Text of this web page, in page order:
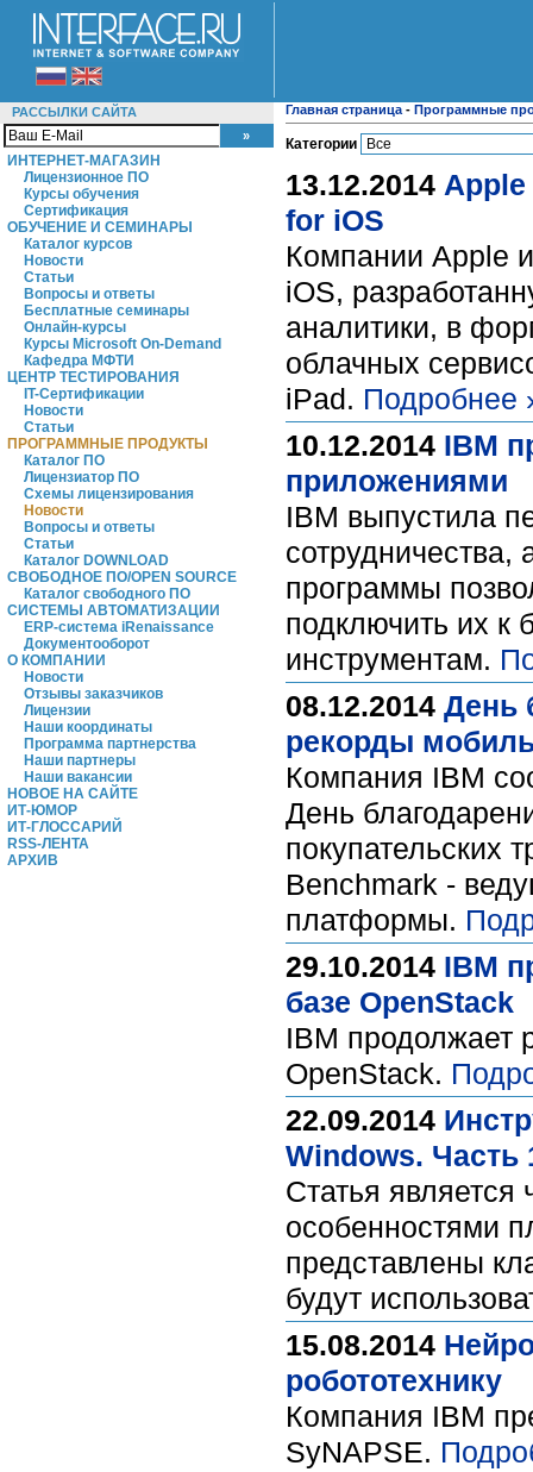
РАССЫЛКИ САЙТА
ИНТЕРНЕТ-МАГАЗИН
Лицензионное ПО
Курсы обучения
Сертификация
ОБУЧЕНИЕ И СЕМИНАРЫ
Каталог курсов
Новости
Статьи
Вопросы и ответы
Бесплатные семинары
Онлайн-курсы
Курсы Microsoft On-Demand
Кафедра МФТИ
ЦЕНТР ТЕСТИРОВАНИЯ
IT-Сертификации
Новости
Статьи
ПРОГРАММНЫЕ ПРОДУКТЫ
Каталог ПО
Лицензиатор ПО
Схемы лицензирования
Новости
Вопросы и ответы
Статьи
Каталог DOWNLOAD
СВОБОДНОЕ ПО/OPEN SOURCE
Каталог свободного ПО
СИСТЕМЫ АВТОМАТИЗАЦИИ
ERP-система iRenaissance
Документооборот
О КОМПАНИИ
Новости
Отзывы заказчиков
Лицензии
Наши координаты
Программа партнерства
Наши партнеры
Наши вакансии
НОВОЕ НА САЙТЕ
ИТ-ЮМОР
ИТ-ГЛОССАРИЙ
RSS-ЛЕНТА
АРХИВ
Главная страница - Программные
Категории
13.12.2014
for iOS
Компании Apple
iOS,
аналитики, в
облачных
iPad. Подробнее
10.12.2014 IBM
приложениями
IBM выпустила
программы
подключить их к
инструментам.
08.12.2014 День
рекорды
Компания IBM
День
покупательских
Benchmark -
платформы.
29.10.2014 IBM
базе OpenStack
IBM продолжает
OpenStack.
22.09.2014
Windows.
Статья
особенностями
представлены
будут
15.08.2014
робототехнику
Компания IBM
SyNAPSE.